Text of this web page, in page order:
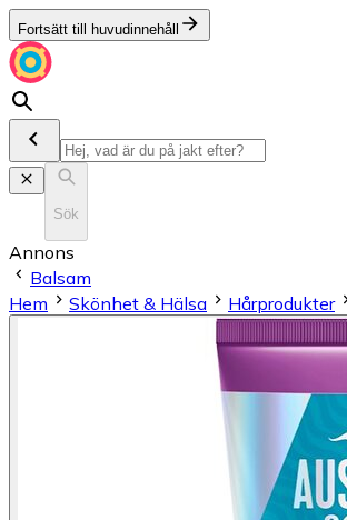
Fortsätt till huvudinnehåll
Sök
Annons
Balsam
Hem
Skönhet & Hälsa Hårprodukter